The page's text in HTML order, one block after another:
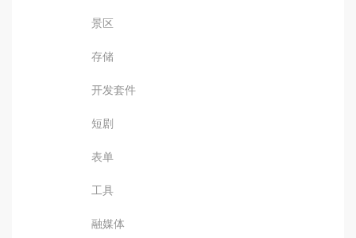
景区
存储
开发套件
短剧
表单
工具
融媒体